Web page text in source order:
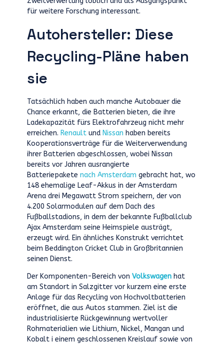
für weitere Forschung interessant.
Autohersteller: Diese
Recycling-Pläne haben
sie
Tatsächlich haben auch manche Autobauer die
Chance erkannt, die Batterien bieten, die ihre
Ladekapazität fürs Elektrofahrzeug nicht mehr
erreichen. Renaultund Nissan haben bereits
Kooperationsverträge für die Weiterverwendung
ihrer Batterien abgeschlossen, wobei Nissan
bereits vor Jahren ausrangierte
Batteriepakete nach Amsterdam gebracht hat, wo
148 ehemalige Leaf-Akkus in der Amsterdam
Arena drei Megawatt Strom speichern, der von
4.200 Solarmodulen auf dem Dach des
Fußballstadions, in dem der bekannte Fußballclub
Ajax Amsterdam seine Heimspiele austrägt,
erzeugt wird. Ein ähnliches Konstrukt verrichtet
beim Beddington Cricket Club in Großbritannien
seinen Dienst.
Der Komponenten-Bereich von Volkswagenhat
am Standort in Salzgitter vor kurzem eine erste
Anlage für das Recycling von Hochvoltbatterien
eröffnet, die aus Autos stammen. Ziel ist die
industrialisierte Rückgewinnung wertvoller
Rohmaterialien wie Lithium, Nickel, Mangan und
Kobalt i einem geschlossenen Kreislauf sowie von